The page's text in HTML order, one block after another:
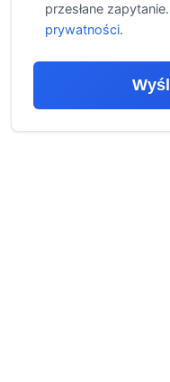
przesłane
prywatności.